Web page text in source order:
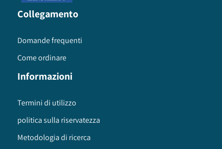
Collegamento
Domande frequenti
Come ordinare
Informazioni
Termini di utilizzo
politica sulla riservatezza
Metodologia di ricerca